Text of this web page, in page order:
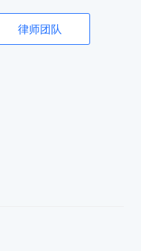
律师团队